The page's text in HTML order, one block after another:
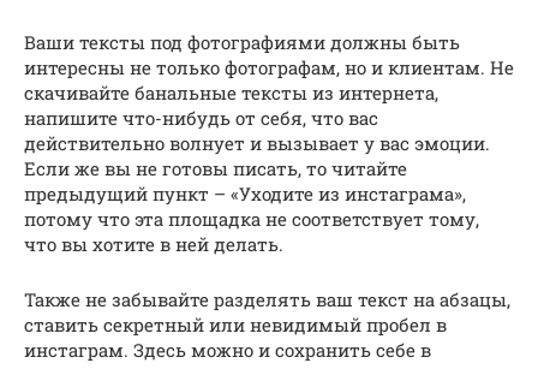
Ваши тексты под фотографиями должны быть
интересны не только фотографам, но и клиентам. Не
скачивайте банальные тексты из интернета,
напишите что-нибудь от себя, что вас
действительно волнует и вызывает у вас эмоции.
Если же вы не готовы писать, то читайте
предыдущий пункт – «Уходите из инстаграма»,
потому что эта площадка не соответствует тому,
что вы хотите в ней делать.
Также не забывайте разделять ваш текст на абзацы,
ставить секретный или невидимый пробел в
инстаграм. Здесь можно и сохранить себе в